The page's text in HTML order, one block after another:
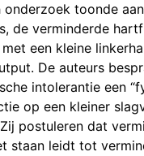
onderzoek toonde
de verminderde
een kleine
De auteurs
intolerantie een
op een kleiner
postuleren dat
staan leidt tot